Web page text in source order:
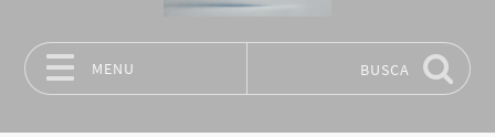
MENU BUSCA